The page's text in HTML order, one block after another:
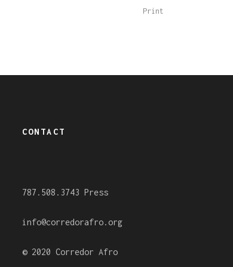
Print
CONTACT
787.508.3743 Press
info@corredorafro.org
© 2020 Corredor Afro